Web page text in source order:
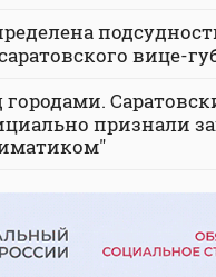
вице-
признали